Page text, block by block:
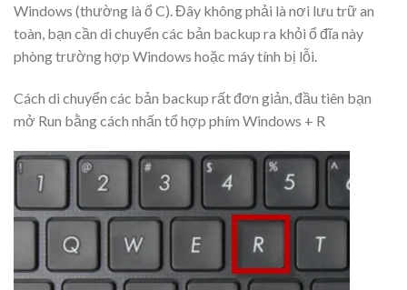
Windows (thường là ổ C). Đây không phải là nơi lưu trữ an
toàn, bạn cần di chuyển các bản backup ra khỏi ổ đĩa này
phòng trường hợp Windows hoặc máy tính bị lỗi.
Cách di chuyển các bản backup rất đơn giản, đầu tiên bạn
mở Run bằng cách nhấn tổ hợp phím Windows + R